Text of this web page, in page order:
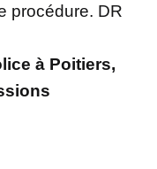
procédure. DR
à Poitiers,